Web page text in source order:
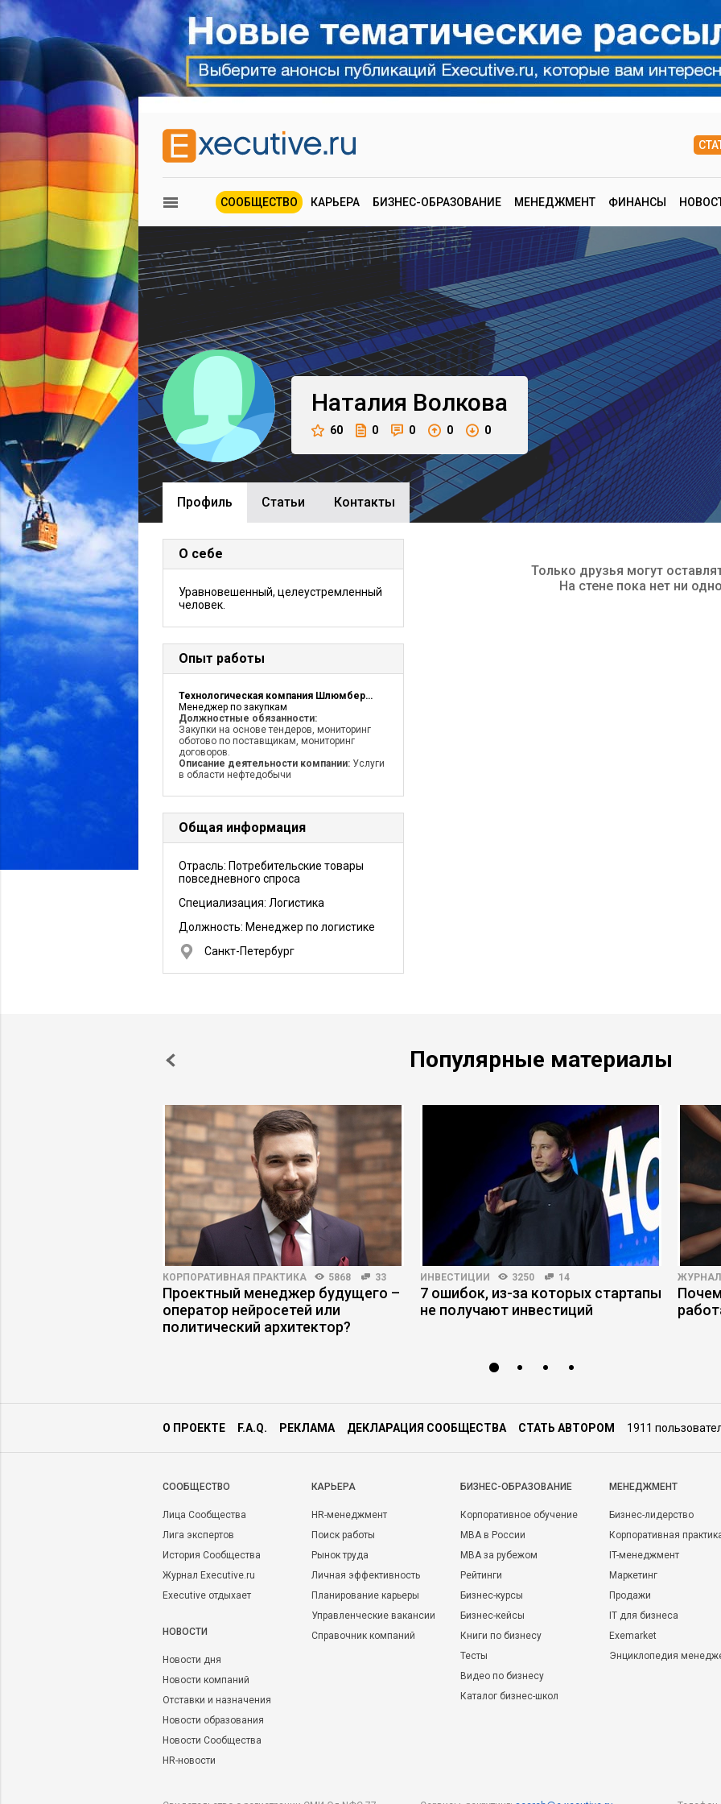
СООБЩЕСТВО КАРЬЕРА БИЗНЕС-ОБРАЗОВАНИЕ МЕНЕДЖМЕНТ ФИНАНСЫ
Наталия Волкова
60 0 0 0 0
Профиль Cтатьи Контакты
О себе
Уравновешенный, целеустремленный
человек.
Опыт работы
Технологическая компания Шлюмберже
Менеджер по закупкам
Должностные обязанности:
Закупки на основе тендеров, мониторинг
оботово по поставщикам, мониторинг
договоров.
Описание деятельности компании: Услуги
в области нефтедобычи
Общая информация
Отрасль: Потребительские товары
повседневного спроса
Специализация: Логистика
Должность: Менеджер по логистике
Санкт-Петербург
Только друзья могут
На стене пока нет ни
Популярные материалы
КОРПОРАТИВНАЯ ПРАКТИКА 5868 33
Проектный менеджер будущего –
оператор нейросетей или
политический архитектор?
ИНВЕСТИЦИИ 3250 14
7 ошибок, из-за которых стартапы
не получают инвестиций
ЖУРНАЛ
О ПРОЕКТЕ F.A.Q. РЕКЛАМА ДЕКЛАРАЦИЯ СООБЩЕСТВА СТАТЬ АВТОРОМ 1911
CООБЩЕСТВО
Лица Сообщества
Лига экспертов
История Сообщества
Журнал Executive.ru
Executive отдыхает
НОВОСТИ
Новости дня
Новости компаний
Отставки и назначения
Новости образования
Новости Сообщества
HR-новости
КАРЬЕРА
HR-менеджмент
Поиск работы
Рынок труда
Личная эффективность
Планирование карьеры
Управленческие вакансии
Справочник компаний
БИЗНЕС-ОБРАЗОВАНИЕ
Корпоративное обучение
MBA в России
MBA за рубежом
Рейтинги
Бизнес-курсы
Бизнес-кейсы
Книги по бизнесу
Тесты
Видео по бизнесу
Каталог бизнес-школ
МЕНЕДЖМЕНТ
Бизнес-лидерство
Корпоративная
IT-менеджмент
Маркетинг
Продажи
IT для бизнеса
Exemarket
Энциклопедия